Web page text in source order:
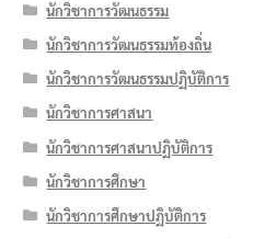
นักวิชาการวัฒนธรรม
นักวิชาการวัฒนธรรมท้องถิ่น
นักวิชาการวัฒนธรรมปฏิบัติการ
นักวิชาการศาสนา
นักวิชาการศาสนาปฏิบัติการ
นักวิชาการศึกษา
นักวิชาการศึกษาปฏิบัติการ